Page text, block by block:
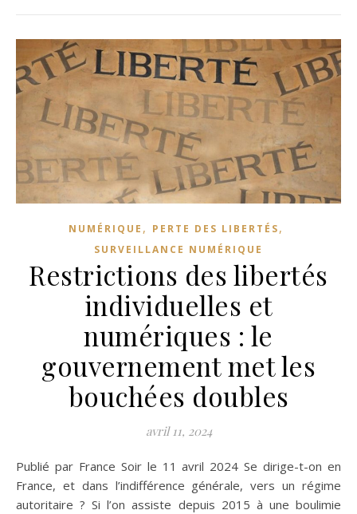
NUMÉRIQUE , PERTE DES LIBERTÉS,
SURVEILLANCE NUMÉRIQUE
Restrictions des libertés
individuelles et
numériques : le
gouvernement met les
bouchées doubles
avril 11, 2024
Publié par France Soir le 11 avril 2024 Se dirige-t-on en
France, et dans l’indifférence générale, vers un régime
autoritaire ? Si l’on assiste depuis 2015 à une boulimie